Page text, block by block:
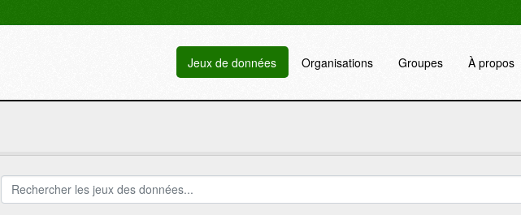
Jeux de données Organisations Groupes À propos